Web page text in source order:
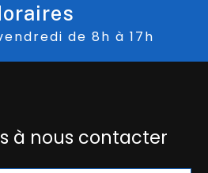
de 8h à 17h
à nous contacter